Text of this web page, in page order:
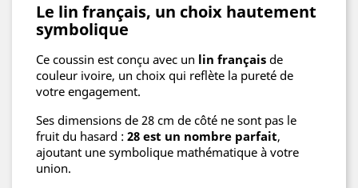
Le lin français, un choix hautement
symbolique
Ce coussin est conçu avec un lin français de
couleur ivoire, un choix qui reflète la pureté de
votre engagement.
Ses dimensions de 28 cm de côté ne sont pas le
fruit du hasard : 28 est un nombre parfait,
ajoutant une symbolique mathématique à votre
union.